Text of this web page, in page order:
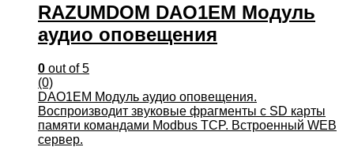
RAZUMDOM DAO1EM Модуль
аудио оповещения
0 out of 5
(0)
DAO1EM Модуль аудио оповещения.
Воспроизводит звуковые фрагменты с SD карты
памяти командами Modbus TCP. Встроенный WEB
сервер.